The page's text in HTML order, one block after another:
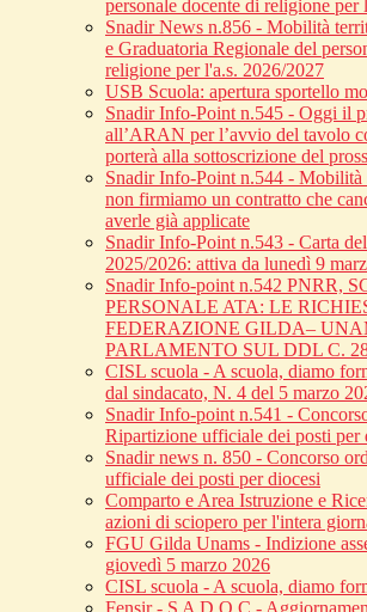
personale docente di religione per
Snadir News n.856 - Mobilità
e Graduatoria Regionale del
religione per l'a.s. 2026/2027
USB Scuola: apertura sportello
Snadir Info-Point n.545 - Oggi il
all’ARAN per l’avvio del tavolo
porterà alla sottoscrizione del
Snadir Info-Point n.544 - Mobilità
non firmiamo un contratto che
averle già applicate
Snadir Info-Point n.543 - Carta
2025/2026: attiva da lunedì 9
Snadir Info-point n.542 PNRR,
PERSONALE ATA: LE
FEDERAZIONE GILDA–
PARLAMENTO SUL DDL C.
CISL scuola - A scuola, diamo
dal sindacato, N. 4 del 5 marzo
Snadir Info-point n.541 -
Ripartizione ufficiale dei posti per
Snadir news n. 850 - Concorso
ufficiale dei posti per diocesi
Comparto e Area Istruzione e
azioni di sciopero per l'intera
FGU Gilda Unams - Indizione
giovedì 5 marzo 2026
CISL scuola - A scuola, diamo